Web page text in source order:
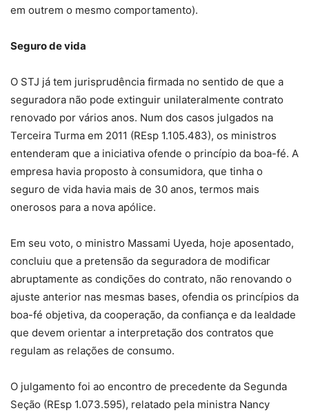
em outrem o mesmo comportamento).
Seguro de vida
O STJ já tem jurisprudência firmada no sentido de que a
seguradora não pode extinguir unilateralmente contrato
renovado por vários anos. Num dos casos julgados na
Terceira Turma em 2011 (REsp 1.105.483), os ministros
entenderam que a iniciativa ofende o princípio da boa-fé. A
empresa havia proposto à consumidora, que tinha o
seguro de vida havia mais de 30 anos, termos mais
onerosos para a nova apólice.
Em seu voto, o ministro Massami Uyeda, hoje aposentado,
concluiu que a pretensão da seguradora de modificar
abruptamente as condições do contrato, não renovando o
ajuste anterior nas mesmas bases, ofendia os princípios da
boa-fé objetiva, da cooperação, da confiança e da lealdade
que devem orientar a interpretação dos contratos que
regulam as relações de consumo.
O julgamento foi ao encontro de precedente da Segunda
Seção (REsp 1.073.595), relatado pela ministra Nancy